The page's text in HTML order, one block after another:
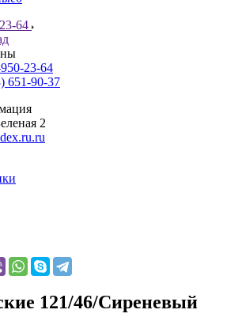
64
23-64
651-90-37
2
121/46/Сиреневый